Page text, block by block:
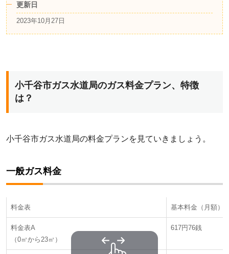
更新日
2023年10月27日
小千谷市ガス水道局のガス料金プラン、特徴
は？
小千谷市ガス水道局の料金プランを見ていきましょう。
一般ガス料金
料金表 基本料金（月額）
料金表A
（0㎥から23㎥）
617円76銭